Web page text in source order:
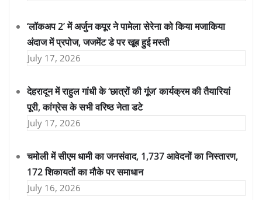
‘लॉकअप 2’ में अर्जुन कपूर ने पामेला सेरेना को किया मजाकिया
अंदाज में प्रपोज, जजमेंट डे पर खूब हुई मस्ती
July 17, 2026
देहरादून में राहुल गांधी के ‘छात्रों की गूंज’ कार्यक्रम की तैयारियां
पूरी, कांग्रेस के सभी वरिष्ठ नेता डटे
July 17, 2026
चमोली में सीएम धामी का जनसंवाद, 1,737 आवेदनों का निस्तारण,
172 शिकायतों का मौके पर समाधान
July 16, 2026